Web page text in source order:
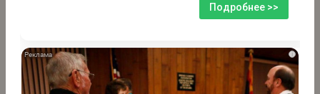
Подробнее >>
i